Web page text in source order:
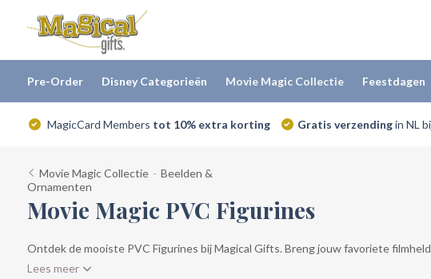
Pre-Order Disney Categorieën Movie Magic Collectie Feestdagen
MagicCard Members tot 10% extra korting Gratis verzendingin NL
Movie Magic Collectie - Beelden &
Ornamenten
Movie Magic PVC Figurines
Ontdek de mooiste PVC Figurines bij Magical Gifts. Breng jouw favoriete
Lees meer